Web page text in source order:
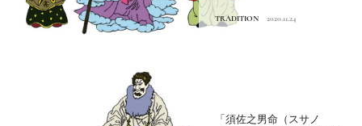
TRADITION 2020.11.24
「須佐之男命（スサノ